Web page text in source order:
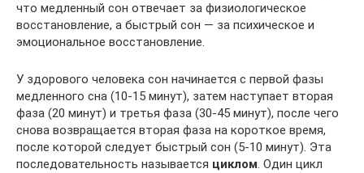
что медленный сон отвечает за физиологическое
восстановление, а быстрый сон — за психическое и
эмоциональное восстановление.
У здорового человека сон начинается с первой фазы
медленного сна (10-15 минут), затем наступает вторая
фаза (20 минут) и третья фаза (30-45 минут), после чего
снова возвращается вторая фаза на короткое время,
после которой следует быстрый сон (5-10 минут). Эта
последовательность называется циклом. Один цикл